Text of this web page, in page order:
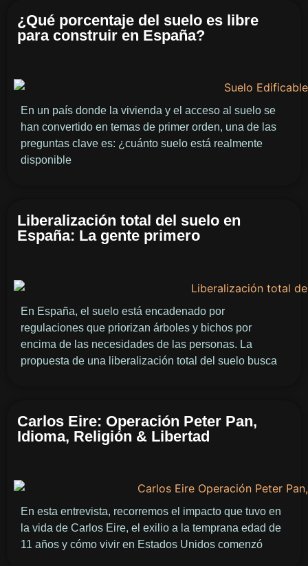
¿Qué porcentaje del suelo es libre
para construir en España?
En un país donde la vivienda y el acceso al suelo se
han convertido en temas de primer orden, una de las
preguntas clave es: ¿cuánto suelo está realmente
disponible
Liberalización total del suelo en
España: La gente primero
En España, el suelo está encadenado por
regulaciones que priorizan árboles y bichos por
encima de las necesidades de las personas. La
propuesta de una liberalización total del suelo busca
Carlos Eire: Operación Peter Pan,
Idioma, Religión & Libertad
En esta entrevista, recorremos el impacto que tuvo en
la vida de Carlos Eire, el exilio a la temprana edad de
11 años y cómo vivir en Estados Unidos comenzó